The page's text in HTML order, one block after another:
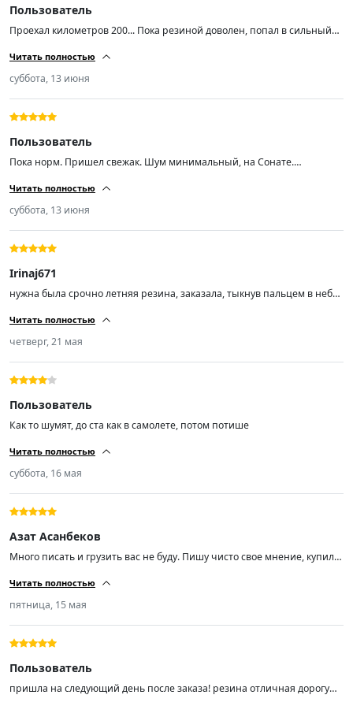
Пользователь
Проехал километров 200... Пока резиной доволен, попал в сильный
уверенно держала поток воды даже в колеее.. Резина мягкая, тихая...
Насколько хватит неизвестно, но пока радует... Авто ниссан хтрейл
т31...
Читать полностью
суббота, 13 июня
Пользователь
Пока норм. Пришел свежак. Шум минимальный, на Сонате.
Читать полностью
суббота, 13 июня
Irinaj671
нужна была срочно летняя резина, заказала, тыкнув пальцем в небо,
Читать полностью
четверг, 21 мая
Пользователь
Как то шумят, до ста как в самолете, потом потише
Читать полностью
суббота, 16 мая
Азат Асанбеков
Много писать и грузить вас не буду. Пишу чисто свое мнение, купил
прогадал! Размер шин 225/55/ R18, отбалсировались хорошо. Мягкие
шум незначительный (средний). Советую пока цены не кусаются,
спрос вырастает и цены тоже.
Читать полностью
пятница, 15 мая
Пользователь
пришла на следующий день после заказа! резина отличная дорогу